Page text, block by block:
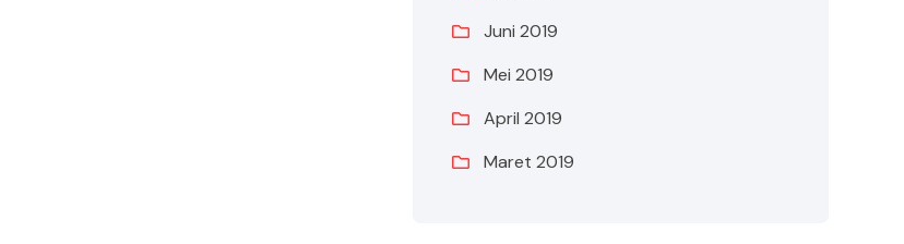
Juni 2019
Mei 2019
April 2019
Maret 2019